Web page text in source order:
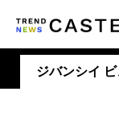
ジバンシイ